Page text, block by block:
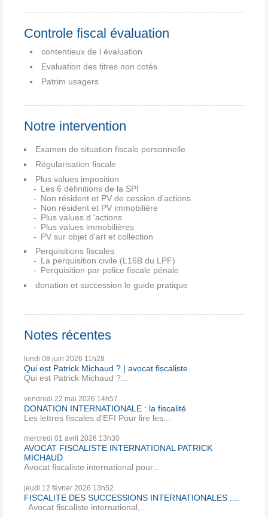
Controle fiscal évaluation
contentieux de l évaluation
Evaluation des titres non cotés
Patrim usagers
Notre intervention
Examen de situation fiscale personnelle
Régularisation fiscale
Plus values imposition
Les 6 définitions de la SPI
Non résident et PV de cession d'actions
Non résident et PV immobilière
Plus values d 'actions
Plus values immobilières
PV sur objet d'art et collection
Perquisitions fiscales
La perquisition civile (L16B du LPF)
Perquisition par police fiscale pénale
donation et succession le guide pratique
Notes récentes
lundi 08 juin 2026 11h28
Qui est Patrick Michaud ? | avocat fiscaliste
Qui est Patrick Michaud ?...
vendredi 22 mai 2026 14h57
DONATION INTERNATIONALE : la fiscalité
Les lettres fiscales d'EFI Pour lire les...
mercredi 01 avril 2026 13h30
AVOCAT FISCALISTE INTERNATIONAL PATRICK
MICHAUD
Avocat fiscaliste international pour...
jeudi 12 février 2026 13h52
FISCALITE DES SUCCESSIONS INTERNATIONALES ....
Avocat fiscaliste international,...